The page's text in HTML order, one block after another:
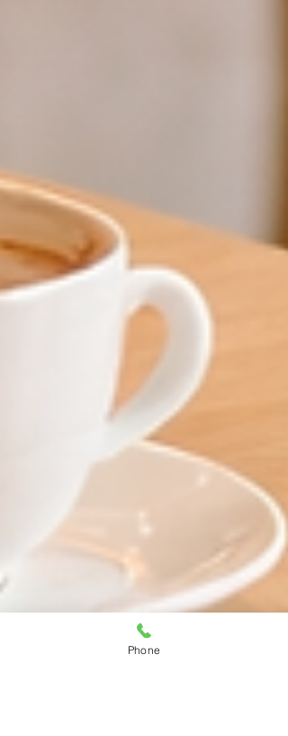
Phone